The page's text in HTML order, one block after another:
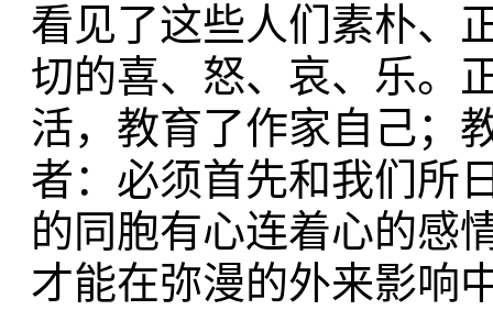
看见了这些人们素朴、
切的喜、怒、哀、乐。
活，教育了作家自己；
者：必须首先和我们所
的同胞有心连着心的感
才能在弥漫的外来影响